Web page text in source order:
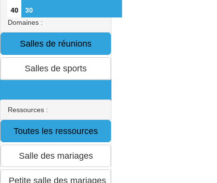
40
30
Domaines :
Ressources :